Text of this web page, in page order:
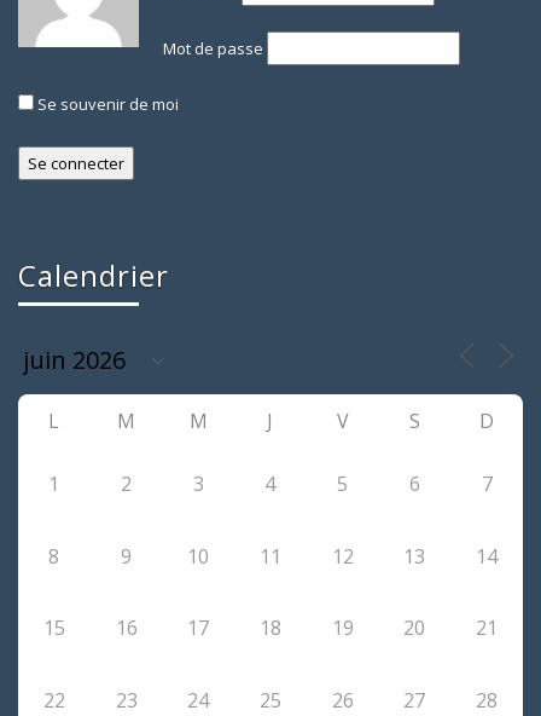
Mot de passe
Se souvenir de moi
Calendrier
L M M J V S D
1 2 3 4 5 6 7
8 9 10 11 12 13 14
15 16 17 18 19 20 21
22 23 24 25 26 27 28